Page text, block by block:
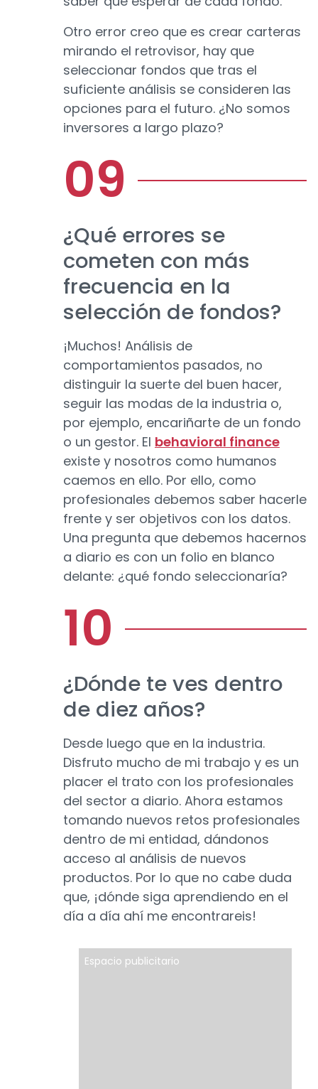
Otro error creo que es crear carteras
mirando el retrovisor, hay que
seleccionar fondos que tras el
suficiente análisis se consideren las
opciones para el futuro. ¿No somos
inversores a largo plazo?
¿Qué errores se
cometen con más
frecuencia en la
selección de fondos?
¡Muchos! Análisis de
comportamientos pasados, no
distinguir la suerte del buen hacer,
seguir las modas de la industria o,
por ejemplo, encariñarte de un fondo
o un gestor. El behavioral finance
existe y nosotros como humanos
caemos en ello. Por ello, como
profesionales debemos saber hacerle
frente y ser objetivos con los datos.
Una pregunta que debemos hacernos
a diario es con un folio en blanco
delante: ¿qué fondo seleccionaría?
¿Dónde te ves dentro
de diez años?
Desde luego que en la industria.
Disfruto mucho de mi trabajo y es un
placer el trato con los profesionales
del sector a diario. Ahora estamos
tomando nuevos retos profesionales
dentro de mi entidad, dándonos
acceso al análisis de nuevos
productos. Por lo que no cabe duda
que, ¡dónde siga aprendiendo en el
día a día ahí me encontrareis!
Espacio publicitario